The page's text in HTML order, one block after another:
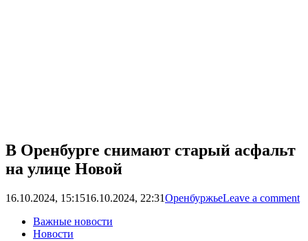
В Оренбурге снимают старый асфальт
на улице Новой
16.10.2024, 15:1516.10.2024, 22:31ОренбуржьеLeave a comment
Важные новости
Новости